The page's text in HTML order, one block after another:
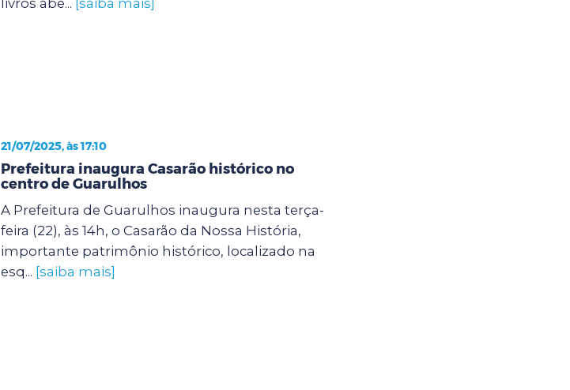
21/07/2025, às 17:10
Prefeitura inaugura Casarão histórico no
centro de Guarulhos
A Prefeitura de Guarulhos inaugura nesta terça-
feira (22), às 14h, o Casarão da Nossa História,
importante patrimônio histórico, localizado na
esq... [saiba mais]